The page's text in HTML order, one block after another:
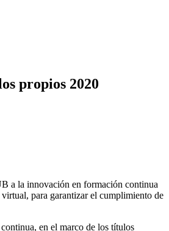
propios 2020
a la innovación en formación continua
para garantizar el cumplimiento de
en el marco de los títulos